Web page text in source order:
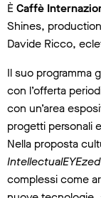
ÈCaffè
Shines,
Davide Ricco,
Il suo programma
con l’offerta
con un’area
progetti personali
Nella proposta
IntellectualEYEzed
complessi come